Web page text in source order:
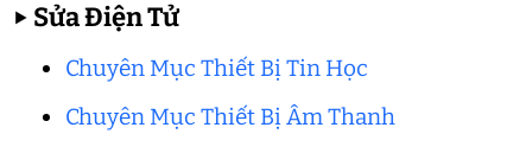
▶ Sửa Điện Tử
Chuyên Mục Thiết Bị Tin Học
Chuyên Mục Thiết Bị Âm Thanh